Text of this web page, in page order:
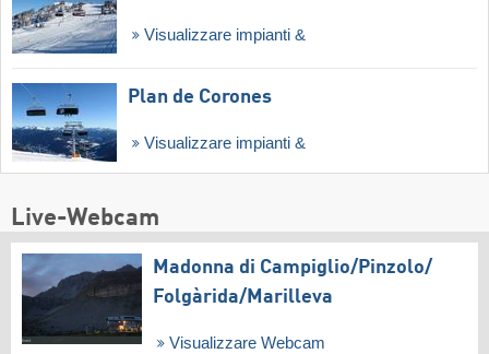
Visualizzare impianti &
Plan de Corones
Visualizzare impianti &
Live-Webcam
Madonna di Campiglio/​Pinzolo/​
Folgàrida/​Marilleva
Visualizzare Webcam